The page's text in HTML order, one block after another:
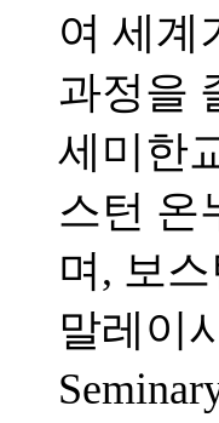
여 세계
과정을
세미한
스턴 온
며, 보
말레이